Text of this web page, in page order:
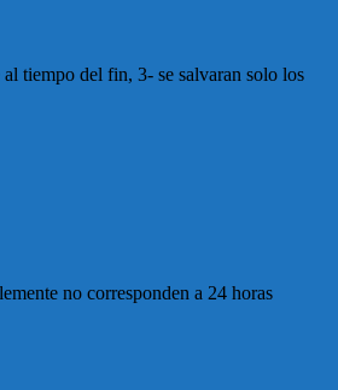
tiempo del fin, 3- se salvaran solo los
no corresponden a 24 horas